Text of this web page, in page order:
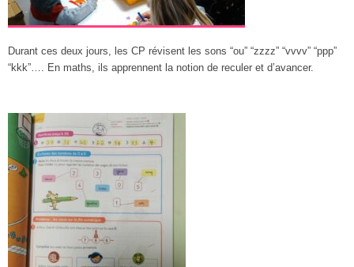
Durant ces deux jours, les CP révisent les sons “ou” “zzzz” “vvvv” “ppp”
“kkk”…. En maths, ils apprennent la notion de reculer et d’avancer.